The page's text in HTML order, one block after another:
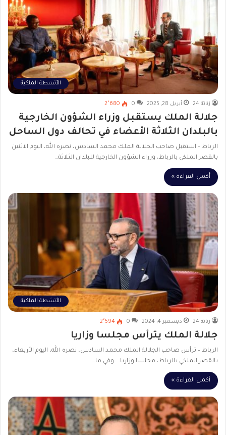
الأنشطة الملكية
زناتة 24 أبريل 28, 2025 0 2٬680
جلالة الملك يستقبل وزراء الشؤون الخارجية
بالبلدان الثلاثة الأعضاء في تحالف دول الساحل
الرباط – استقبل صاحب الجلالة الملك محمد السادس، نصره الله، اليوم الاثنين
بالقصر الملكي بالرباط، وزراء الشؤون الخارجية للبلدان الثلاثة…
أكمل القراءة »
الأنشطة الملكية
زناتة 24 ديسمبر 4, 2024 0 2٬594
جلالة الملك يترأس مجلسا وزاريا
الرباط – ترأس صاحب الجلالة الملك محمد السادس، نصره الله، اليوم الأربعاء،
بالقصر الملكي بالرباط، مجلسا وزاريا. وفي ما…
أكمل القراءة »